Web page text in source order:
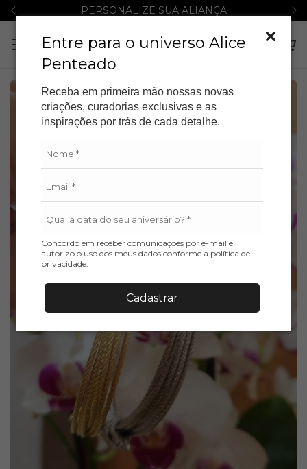
Entre para o universo Alice
Penteado
Receba em primeira mão nossas novas
criações, curadorias exclusivas e as
inspirações por trás de cada detalhe.
Concordo em receber comunicações por e-mail e
autorizo o uso dos meus dados conforme a política de
privacidade.
Cadastrar
PERSONALIZE SUA ALIANÇA
GRÁTIS